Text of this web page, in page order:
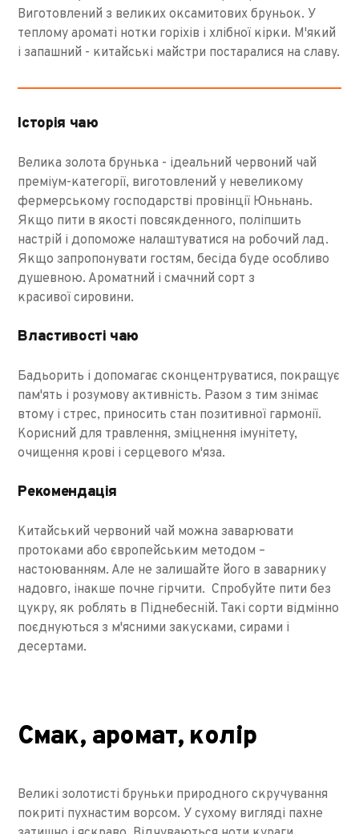
Виготовлений з великих оксамитових бруньок. У
теплому ароматі нотки горіхів і хлібної кірки. М'який
і запашний - китайські майстри постаралися на славу.
Історія чаю
Велика золота брунька - ідеальний червоний чай
преміум-категорії, виготовлений у невеликому
фермерському господарстві провінції Юньнань.
Якщо пити в якості повсякденного, поліпшить
настрій і допоможе налаштуватися на робочий лад.
Якщо запропонувати гостям, бесіда буде особливо
душевною. Ароматний і смачний сорт з
красивої сировини.
Властивості чаю
Бадьорить і допомагає сконцентруватися, покращує
пам'ять і розумову активність. Разом з тим знімає
втому і стрес, приносить стан позитивної гармонії.
Корисний для травлення, зміцнення імунітету,
очищення крові і серцевого м'яза.
Рекомендація
Китайський червоний чай можна заварювати
протоками або європейським методом –
настоюванням. Але не залишайте його в заварнику
надовго, інакше почне гірчити. Спробуйте пити без
цукру, як роблять в Піднебесній. Такі сорти відмінно
поєднуються з м'ясними закусками, сирами і
десертами.
Смак, аромат, колір
Великі золотисті бруньки природного скручування
покриті пухнастим ворсом. У сухому вигляді пахне